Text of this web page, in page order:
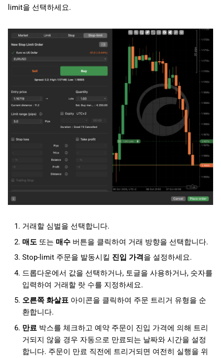
limit을 선택하세요.
거래할 심벌을 선택합니다.
매도또는 매수버튼을 클릭하여 거래 방향을 선택합니다.
Stop-limit 주문을 발동시킬 진입 가격 을 설정하세요.
드롭다운에서 값을 선택하거나, 토글을 사용하거나, 숫자를
입력하여 거래할 랏 수를 지정하세요.
오른쪽 화살표아이콘을 클릭하여 주문 트리거 유형을 순
환합니다.
만료박스를 체크하고 예약 주문이 진입 가격에 의해 트리
거되지 않을 경우 자동으로 만료되는 날짜와 시간을 설정
합니다. 주문이 만료 직전에 트리거되면 여전히 실행을 위